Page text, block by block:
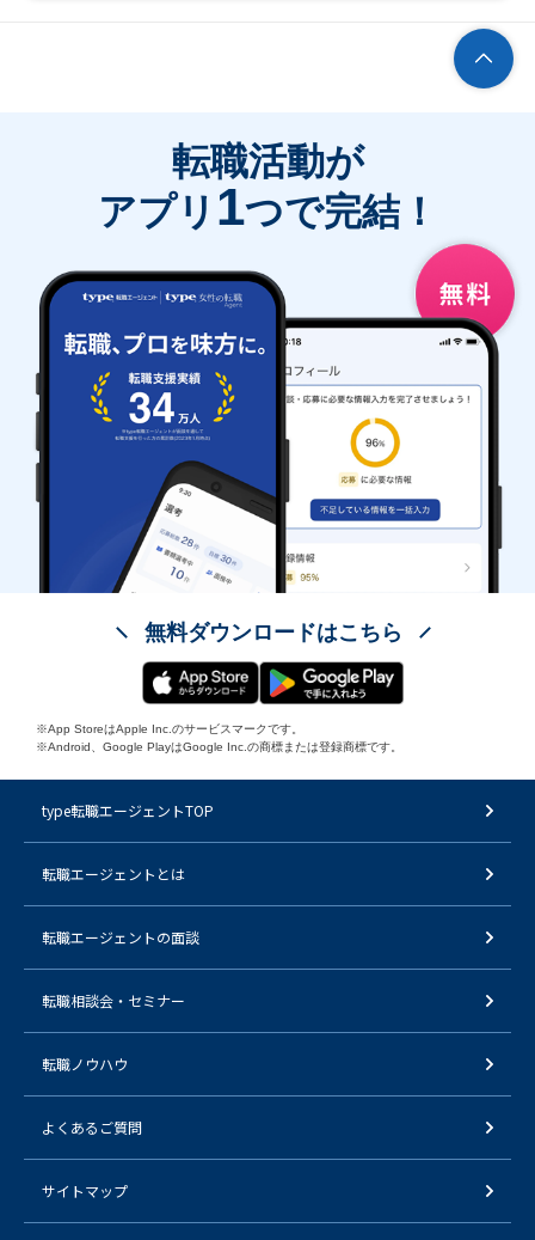
転職活動が
アプリ 1つで完結！
無料ダウンロードはこちら
※App StoreはApple Inc.のサービスマークです。
※Android、Google PlayはGoogle Inc.の商標または登録商標です。
type転職エージェントTOP
転職エージェントとは
転職エージェントの面談
転職相談会・セミナー
転職ノウハウ
よくあるご質問
サイトマップ